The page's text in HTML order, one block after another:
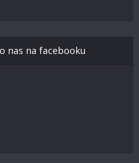
nas na facebooku